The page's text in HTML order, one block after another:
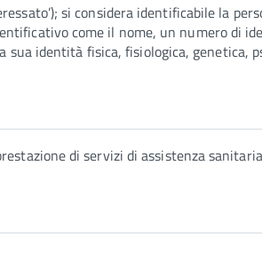
si considera identificabile la
come il nome, un numero di
identità fisica, fisiologica, genetica,
di servizi di assistenza